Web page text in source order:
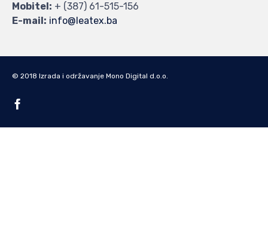
Mobitel: + (387) 61-515-156
E-mail: info@leatex.ba
© 2018 Izrada i održavanje Mono Digital d.o.o.